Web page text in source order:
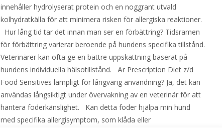
innehåller hydrolyserat protein och en noggrant utvald
kolhydratkälla för att minimera risken för allergiska reaktioner.
Hur lång tid tar det innan man ser en förbättring? Tidsramen
för förbättring varierar beroende på hundens specifika tillstånd.
Veterinärer kan ofta ge en bättre uppskattning baserat på
hundens individuella hälsotillstånd. Är Prescription Diet z/d
Food Sensitives lämpligt för långvarig användning? Ja, det kan
användas långsiktigt under övervakning av en veterinär för att
hantera foderkänslighet. Kan detta foder hjälpa min hund
med specifika allergisymptom, som klåda eller